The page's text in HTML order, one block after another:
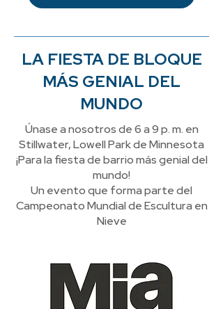
LA FIESTA DE BLOQUE
MÁS GENIAL DEL
MUNDO
Únase a nosotros de 6 a 9 p. m. en
Stillwater, Lowell Park de Minnesota
¡Para la fiesta de barrio más genial del
mundo!
Un evento que forma parte del
Campeonato Mundial de Escultura en
Nieve